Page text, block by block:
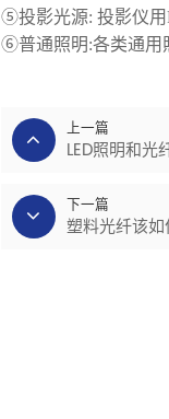
⑤投影光源: 投影仪用
⑥普通照明:各类通用
上一篇
LED照明和光
下一篇
塑料光纤该如